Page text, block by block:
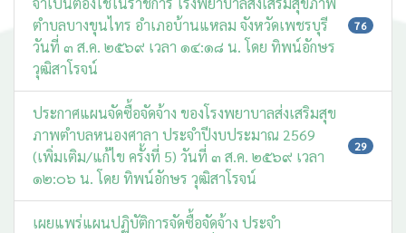
ตำบลบางขุนไทร อำเภอบ้านแหลม จังหวัดเพชรบุรี
วันที่ ๓ ส.ค. ๒๕๖๙ เวลา ๑๔:๑๘ น. โดย ทิพน์อักษร
วุฒิสาโรจน์
76
ประกาศแผนจัดซื้อจัดจ้าง ของโรงพยาบาลส่งเสริมสุข
ภาพตำบลหนองศาลา ประจำปีงบประมาณ 2569
(เพิ่มเติม/แก้ไข ครั้งที่ 5) วันที่ ๓ ส.ค. ๒๕๖๙ เวลา
๑๒:๐๖ น. โดย ทิพน์อักษร วุฒิสาโรจน์
29
เผยแพร่แผนปฏิบัติการจัดซื้อจัดจ้าง ประจำ